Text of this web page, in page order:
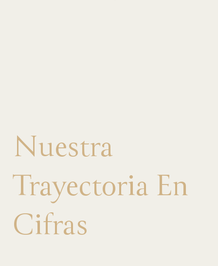
Nuestra
Trayectoria En
Cifras